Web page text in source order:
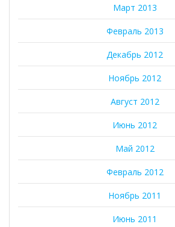
Март 2013
Февраль 2013
Декабрь 2012
Ноябрь 2012
Август 2012
Июнь 2012
Май 2012
Февраль 2012
Ноябрь 2011
Июнь 2011